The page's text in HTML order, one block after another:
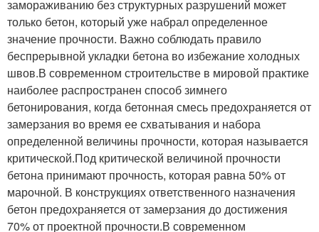
замораживанию без структурных разрушений может
только бетон, который уже набрал определенное
значение прочности. Важно соблюдать правило
беспрерывной укладки бетона во избежание холодных
швов.В современном строительстве в мировой практике
наиболее распространен способ зимнего
бетонирования, когда бетонная смесь предохраняется от
замерзания во время ее схватывания и набора
определенной величины прочности, которая называется
критической.Под критической величиной прочности
бетона принимают прочность, которая равна 50% от
марочной. В конструкциях ответственного назначения
бетон предохраняется от замерзания до достижения
70% от проектной прочности.В современном